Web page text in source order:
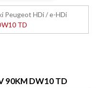
Peugeot HDi / e-HDi
TD
90KM DW10 TD